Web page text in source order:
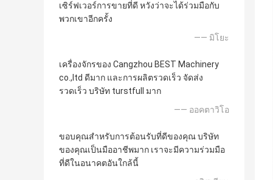
เซิร์ฟเวอร์การขายที่ดี หวังว่าจะได้ร่วมมือกับ
พวกเขาอีกครั้ง
—— มิโยะ
เครื่องจักรของ Cangzhou BEST Machinery
co.,ltd ดีมาก และการผลิตรวดเร็ว จัดส่ง
รวดเร็ว บริษัท turstfull มาก
—— ออคตาวิโอ
ขอบคุณสำหรับการต้อนรับที่ดีของคุณ บริษัท
ของคุณเป็นมืออาชีพมาก เราจะมีความร่วมมือ
ที่ดีในอนาคตอันใกล้นี้